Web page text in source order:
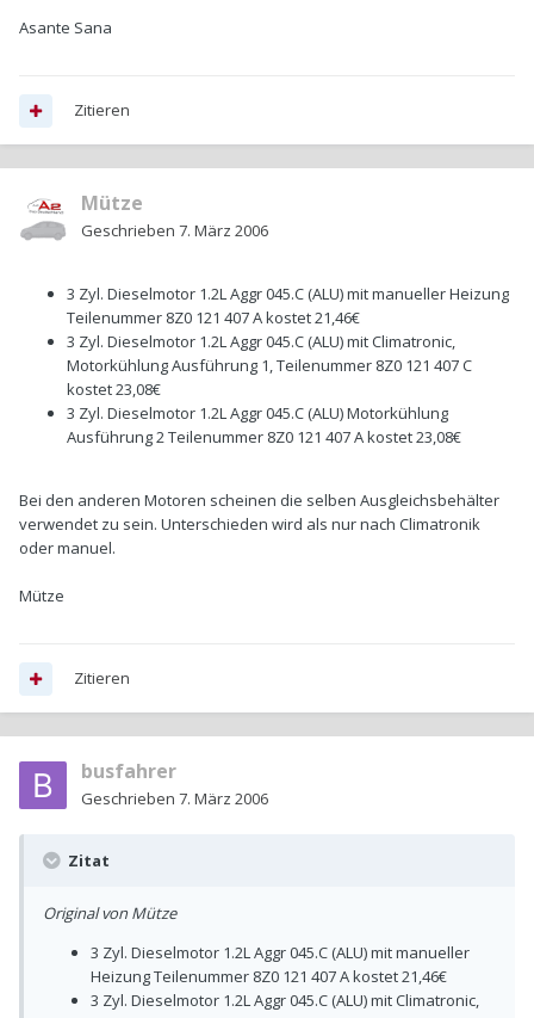
Asante Sana
Zitieren
Mütze
Geschrieben 7. März 2006
3 Zyl. Dieselmotor 1.2L Aggr 045.C (ALU) mit manueller Heizung
Teilenummer 8Z0 121 407 A kostet 21,46€
3 Zyl. Dieselmotor 1.2L Aggr 045.C (ALU) mit Climatronic,
Motorkühlung Ausführung 1, Teilenummer 8Z0 121 407 C
kostet 23,08€
3 Zyl. Dieselmotor 1.2L Aggr 045.C (ALU) Motorkühlung
Ausführung 2 Teilenummer 8Z0 121 407 A kostet 23,08€
Bei den anderen Motoren scheinen die selben Ausgleichsbehälter
verwendet zu sein. Unterschieden wird als nur nach Climatronik
oder manuel.
Mütze
Zitieren
busfahrer
Geschrieben 7. März 2006
Zitat
Original von Mütze
3 Zyl. Dieselmotor 1.2L Aggr 045.C (ALU) mit manueller
Heizung Teilenummer 8Z0 121 407 A kostet 21,46€
3 Zyl. Dieselmotor 1.2L Aggr 045.C (ALU) mit Climatronic,